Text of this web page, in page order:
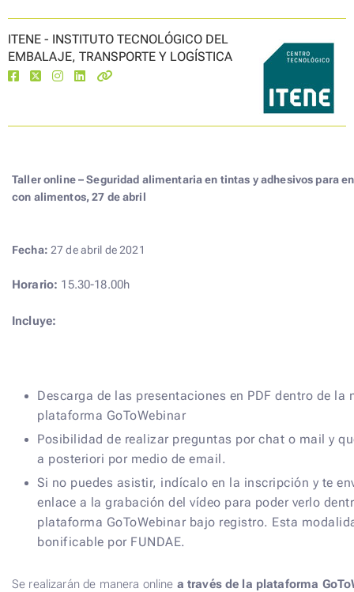
Taller online – Seguridad alimentaria en tintas y adhesivos para
con alimentos, 27 de abril
Fecha: 27 de abril de 2021
Horario: 15.30-18.00h
Incluye:
Descarga de las presentaciones en PDF dentro de la
plataforma GoToWebinar
Posibilidad de realizar preguntas por chat o mail y
a posteriori por medio de email.
Si no puedes asistir, indícalo en la inscripción y te
enlace a la grabación del vídeo para poder verlo
plataforma GoToWebinar bajo registro. Esta
bonificable por FUNDAE.
Se realizarán de manera online a través de la plataforma
ITENE - INSTITUTO TECNOLÓGICO DEL
EMBALAJE, TRANSPORTE Y LOGÍSTICA